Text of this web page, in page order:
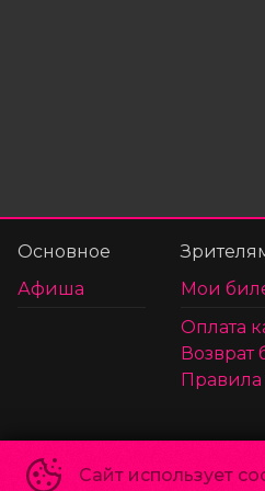
Сайт использует
Основное
Афиша
Мои
Оплата
Возврат